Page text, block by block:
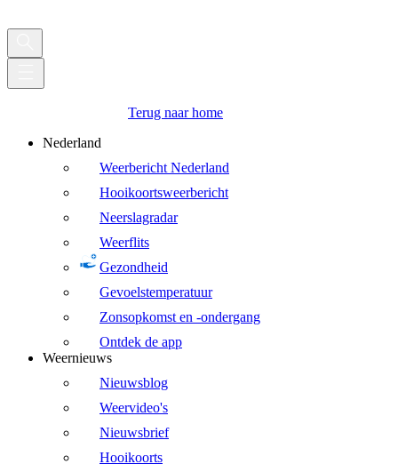
Terug naar home
Nederland
Weerbericht Nederland
Hooikoortsweerbericht
Neerslagradar
Weerflits
Gezondheid
Gevoelstemperatuur
Zonsopkomst en -ondergang
Ontdek de app
Weernieuws
Nieuwsblog
Weervideo's
Nieuwsbrief
Hooikoorts